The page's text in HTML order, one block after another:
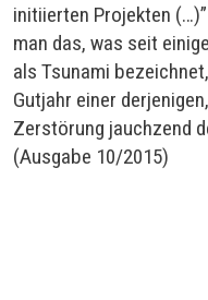
initiierten Projekten (…)”
man das, was seit
als Tsunami
Gutjahr einer
Zerstörung jauchzend
(Ausgabe 10/2015)